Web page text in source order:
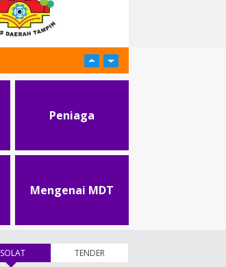
Peniaga
Mengenai MDT
SOLAT(tab aktif) TENDER